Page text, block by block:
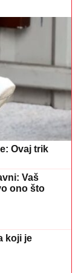
Ovaj trik
Vaš
ono što
koji je